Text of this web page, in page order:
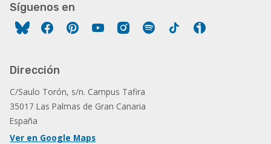
Síguenos en
FacebookPinterestYouTubeInstagram
Spotify Tiktok
Dirección
C/Saulo Torón, s/n. Campus Tafira
35017 Las Palmas de Gran Canaria
España
Ver en Google Maps